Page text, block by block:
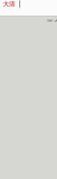
大清
更